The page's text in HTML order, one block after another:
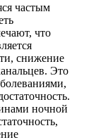
частым
что
снижение
Это
ночной